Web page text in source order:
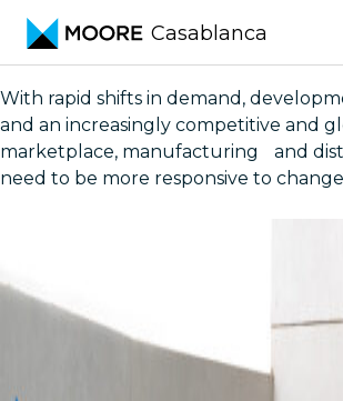
Casablanca
Qui sommes-
With rapid shifts in demand,
and an increasingly competitive and
marketplace, manufacturing and
need to be more responsive to